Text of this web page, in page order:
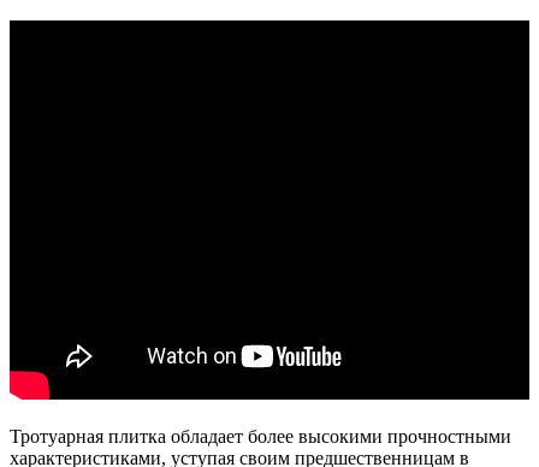
Тротуарная плитка обладает более высокими прочностными
характеристиками, уступая своим предшественницам в